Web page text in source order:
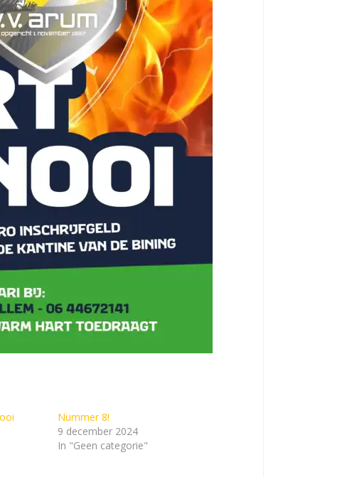
Nummer 8!
9 december 2024
In "Geen categorie"